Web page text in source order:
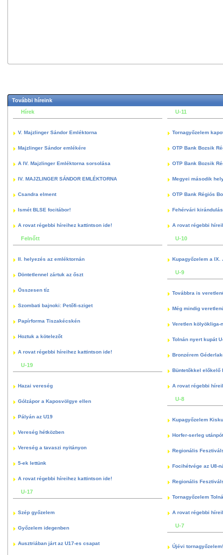
További híreink
Hírek
V. Majzlinger Sándor Emléktorna
Majzlinger Sándor emlékére
A IV. Majzlinger Emléktorna sorsolása
IV. MAJZLINGER SÁNDOR EMLÉKTORNA
Csandra elment
Ismét BLSE focitábor!
A rovat régebbi híreihez kattintson ide!
Felnőtt
II. helyezés az emléktornán
Döntetlennel zártuk az őszt
Összesen tíz
Szombati bajnoki: Petőfi-sziget
Papírforma Tiszakécskén
Hoztuk a kötelezőt
A rovat régebbi híreihez kattintson ide!
U-19
Hazai vereség
Gólzápor a Kaposvölgye ellen
Pályán az U19
Vereség hétközben
Vereség a tavaszi nyitányon
5-ek lettünk
A rovat régebbi híreihez kattintson ide!
U-17
Szép győzelem
Győzelem idegenben
Ausztriában járt az U17-es csapat
U-11
Tornagyőzelem
OTP Bank Bozsik
OTP Bank Bozsik
Megyei második
OTP Bank Régiós
Fehérvári kirándulás
A rovat régebbi
U-10
Kupagyőzelem a
U-9
Továbbra is
Még mindig
Veretlen kölyökliga-
Tolnán nyert kupát
Bronzérem
Büntetőkkel előkelő
A rovat régebbi
U-8
Kupagyőzelem
Horfer-serleg
Regionális
Focihétvége az U8-
Regionális
Tornagyőzelem
A rovat régebbi
U-7
Újévi tornagyőzelem!